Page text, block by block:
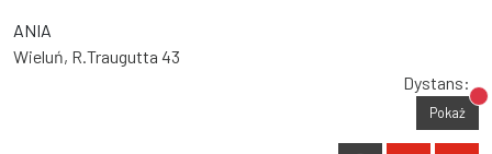
ANIA
Wieluń, R.Traugutta 43
Dystans:
Pokaż